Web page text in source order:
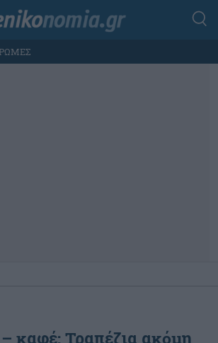
– καφέ: Τραπέζια ακόμη